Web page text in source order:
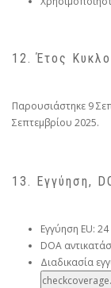
12. Έτος
Παρουσιάστηκε 9
Σεπτεμβρίου 2025.
13. Εγγύηση,
Εγγύηση EU:
DOA
Διαδικασία